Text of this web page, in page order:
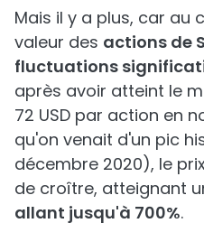
Mais il y a plus, car au
valeur des actions de
fluctuations
après avoir atteint le
72 USD par action en
qu'on venait d'un pic
décembre 2020), le
de croître, atteignant
allant jusqu'à 700%.